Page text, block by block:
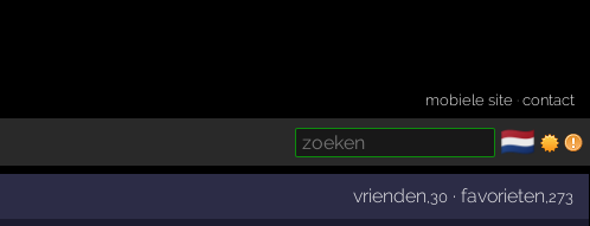
mobiele site ·contact
🇳🇱
vrienden ,30 ·favorieten ,273